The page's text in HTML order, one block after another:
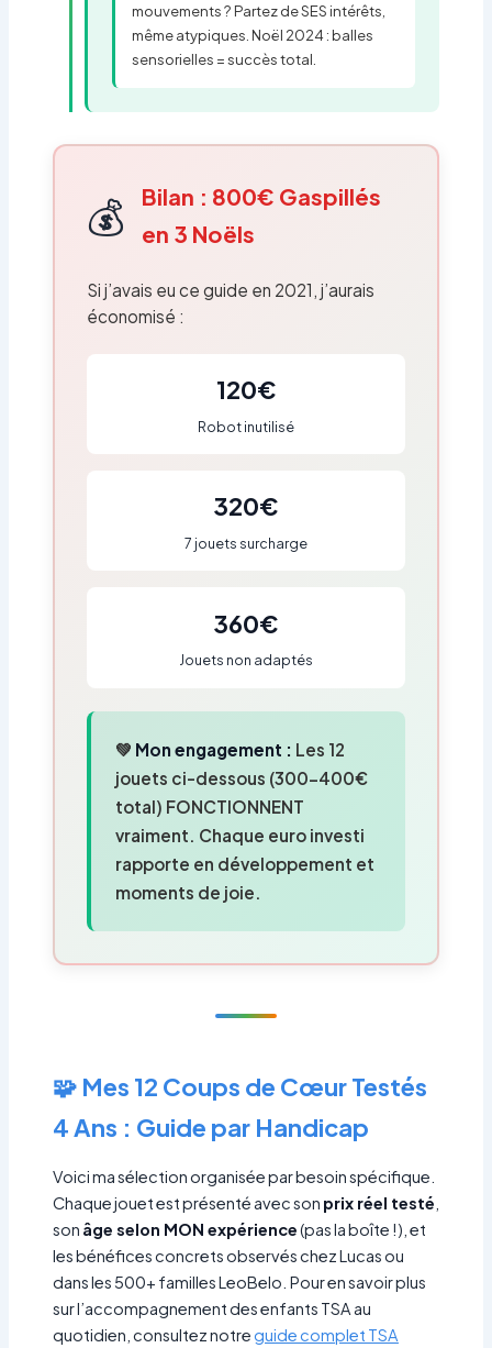
mouvements ? Partez de SES intérêts,
même atypiques. Noël 2024 : balles
sensorielles = succès total.
💰
Bilan : 800€ Gaspillés
en 3 Noëls
Si j’avais eu ce guide en 2021, j’aurais
économisé :
120€
Robot inutilisé
320€
7 jouets surcharge
360€
Jouets non adaptés
💚 Mon engagement : Les 12
jouets ci-dessous (300-400€
total) FONCTIONNENT
vraiment. Chaque euro investi
rapporte en développement et
moments de joie.
🧩 Mes 12 Coups de Cœur Testés
4 Ans : Guide par Handicap
Voici ma sélection organisée par besoin spécifique.
Chaque jouet est présenté avec son prix réel testé
son âge selon MON expérience(pas la boîte !), et
les bénéfices concrets observés chez Lucas ou
dans les 500+ familles LeoBelo. Pour en savoir plus
sur l’accompagnement des enfants TSA au
quotidien, consultez notre guide complet TSA